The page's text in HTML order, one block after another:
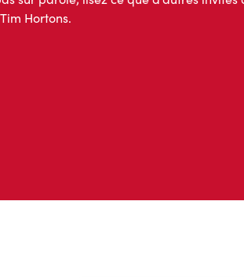
sur parole; lisez ce que d’autres
Hortons.